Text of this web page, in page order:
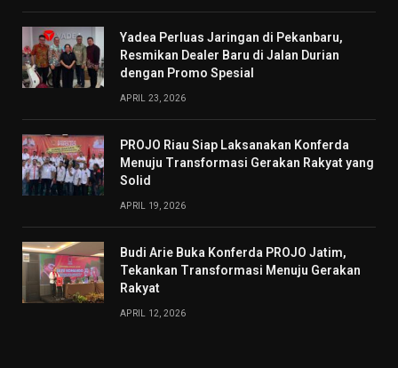
Yadea Perluas Jaringan di Pekanbaru,
Resmikan Dealer Baru di Jalan Durian
dengan Promo Spesial
APRIL 23, 2026
PROJO Riau Siap Laksanakan Konferda
Menuju Transformasi Gerakan Rakyat yang
Solid
APRIL 19, 2026
Budi Arie Buka Konferda PROJO Jatim,
Tekankan Transformasi Menuju Gerakan
Rakyat
APRIL 12, 2026